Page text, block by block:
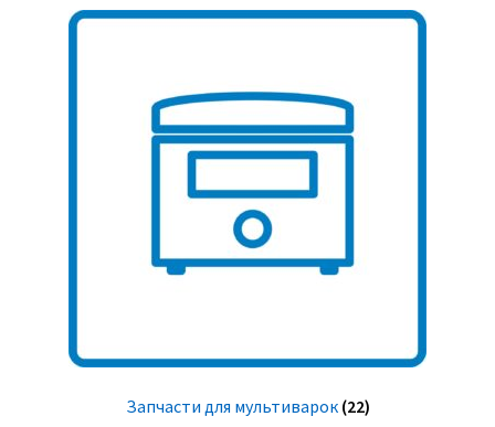
Запчасти для мультиварок (22)